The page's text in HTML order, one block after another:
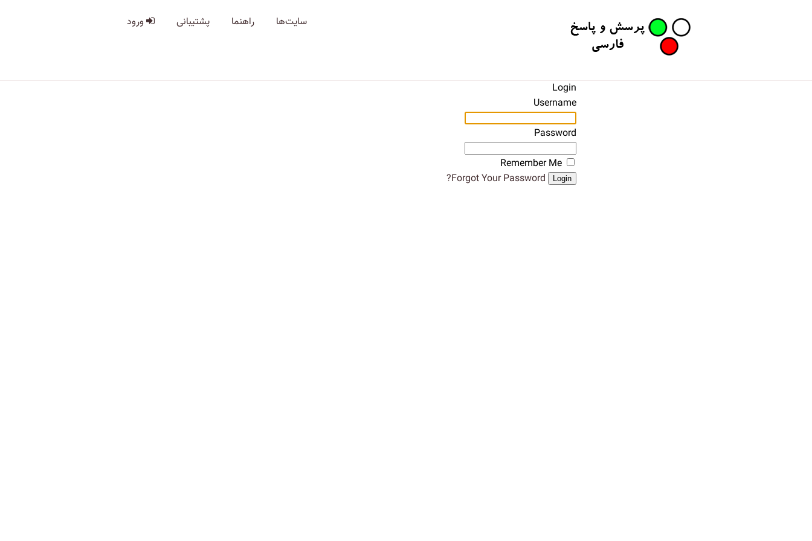
سایت‌ها راهنما پشتیبانی ورود
Login
Username
Password
Remember Me
Login
Forgot Your Password?